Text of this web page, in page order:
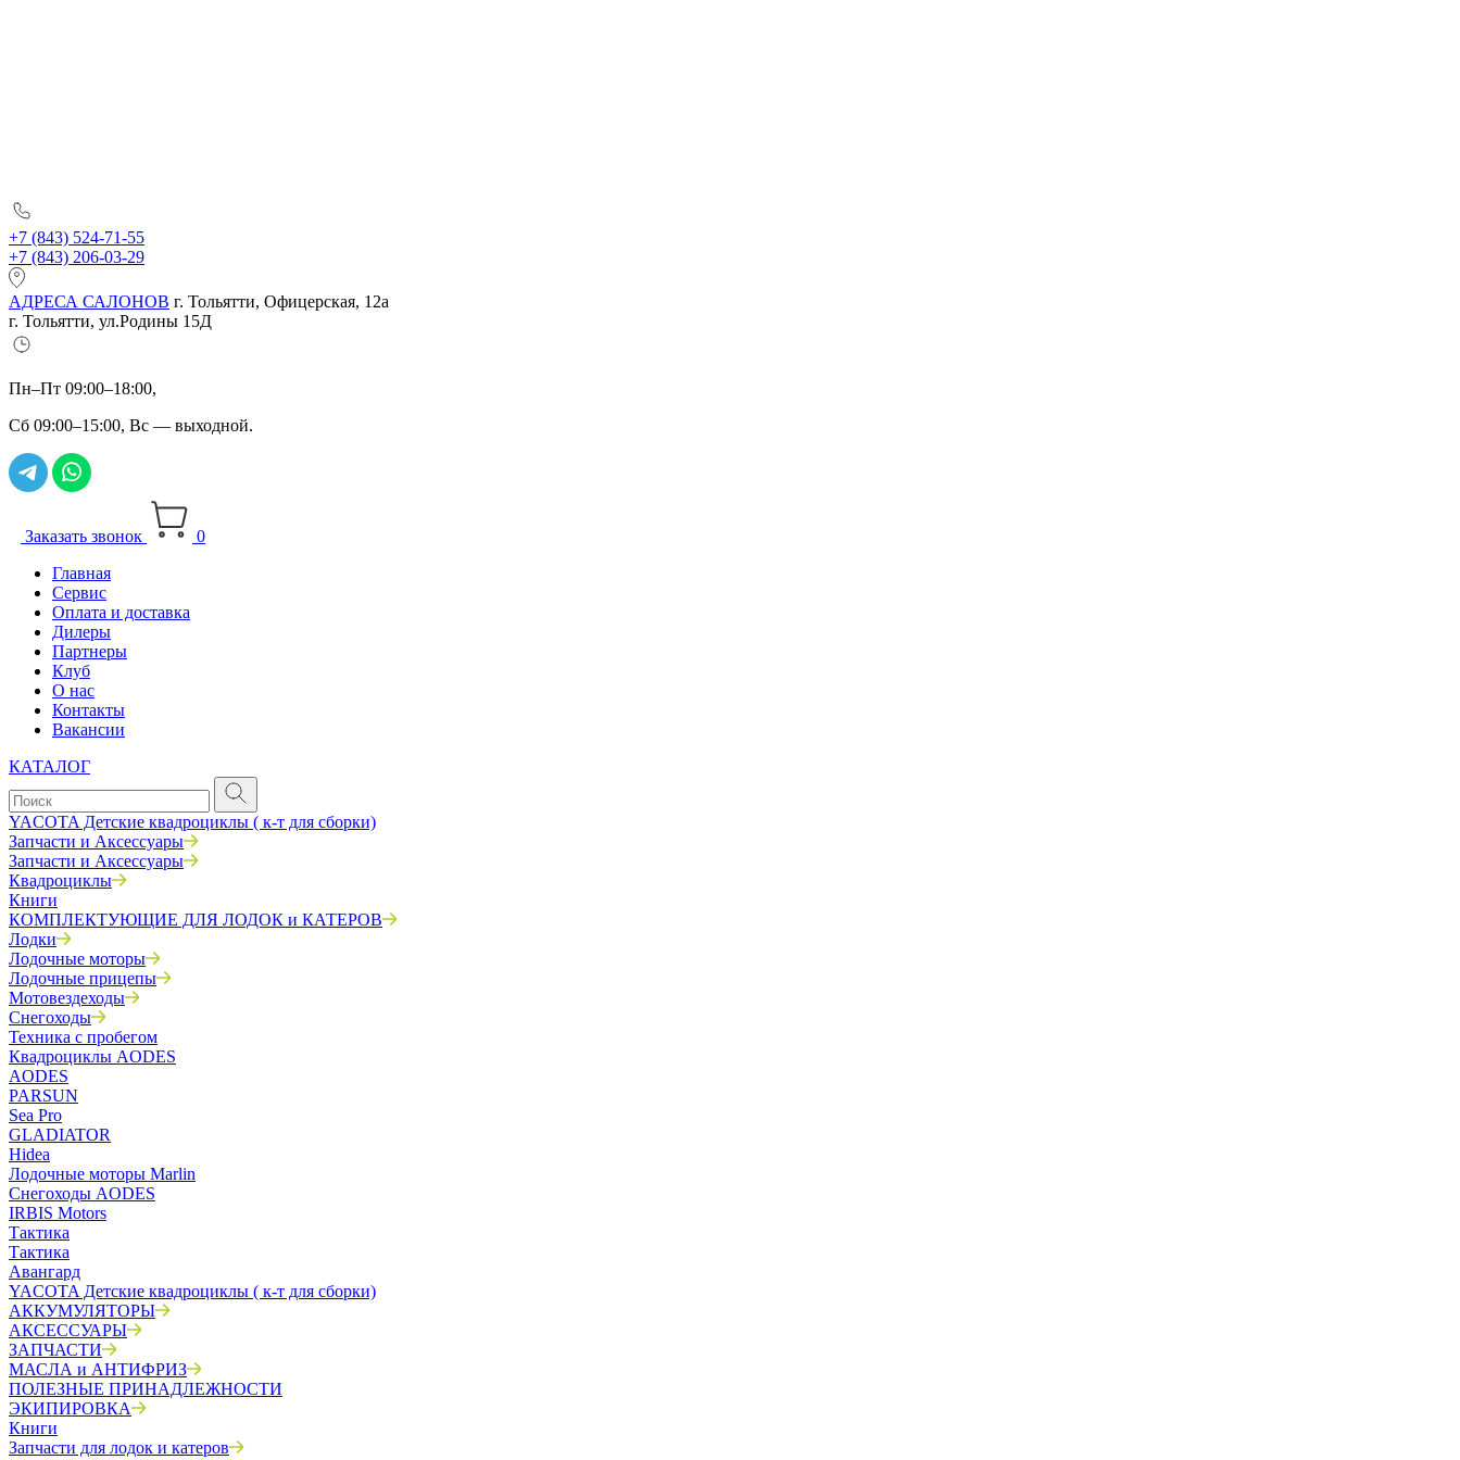
+7 (843) 524-71-55
+7 (843) 206-03-29
АДРЕСА САЛОНОВ г. Тольятти, Офицерская, 12а
г. Тольятти, ул.Родины 15Д
Пн–Пт 09:00–18:00,
Сб 09:00–15:00, Вс — выходной.
Заказать звонок
0
Главная
Сервис
Оплата и доставка
Дилеры
Партнеры
Клуб
О нас
Контакты
Вакансии
КАТАЛОГ
YACOTA Детские квадроциклы ( к-т для сборки)
Запчасти и Аксессуары
Запчасти и Аксессуары
Квадроциклы
Книги
КОМПЛЕКТУЮЩИЕ ДЛЯ ЛОДОК и КАТЕРОВ
Лодки
Лодочные моторы
Лодочные прицепы
Мотовездеходы
Снегоходы
Техника с пробегом
Квадроциклы AODES
AODES
PARSUN
Sea Pro
GLADIATOR
Hidea
Лодочные моторы Marlin
Снегоходы AODES
IRBIS Motors
Тактика
Тактика
Авангард
YACOTA Детские квадроциклы ( к-т для сборки)
АККУМУЛЯТОРЫ
АКСЕССУАРЫ
ЗАПЧАСТИ
МАСЛА и АНТИФРИЗ
ПОЛЕЗНЫЕ ПРИНАДЛЕЖНОСТИ
ЭКИПИРОВКА
Книги
Запчасти для лодок и катеров